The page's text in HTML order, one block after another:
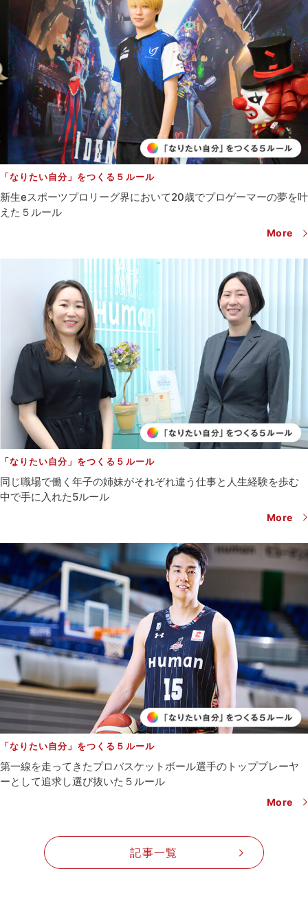
「なりたい自分」をつくる５ルール
新生eスポーツプロリーグ界において20歳でプロゲーマーの夢を叶
えた５ルール
More
「なりたい自分」をつくる５ルール
同じ職場で働く年子の姉妹がそれぞれ違う仕事と人生経験を歩む
中で手に入れた5ルール
More
「なりたい自分」をつくる５ルール
第一線を走ってきたプロバスケットボール選手の トッププレーヤ
ーとして追求し選び抜いた５ルール
More
記事一覧